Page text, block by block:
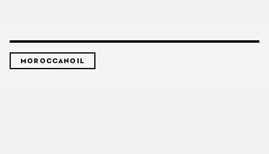
MOROCCANOIL